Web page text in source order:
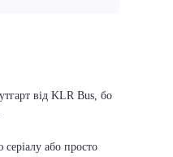
від KLR Bus, бо
або просто